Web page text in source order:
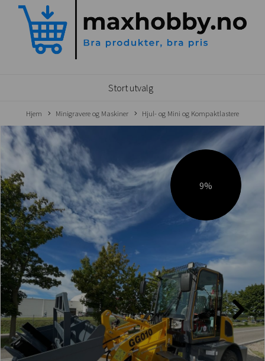
Stort utvalg
Hjem Minigravere og Maskiner Hjul- og Mini og Kompaktlastere
9%